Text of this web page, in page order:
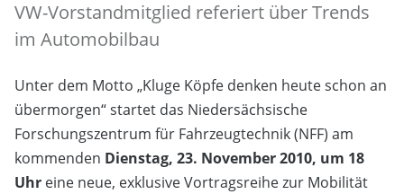
VW-Vorstandmitglied referiert über Trends
im Automobilbau
Unter dem Motto „Kluge Köpfe denken heute schon an
übermorgen“ startet das Niedersächsische
Forschungszentrum für Fahrzeugtechnik (NFF) am
kommenden Dienstag, 23. November 2010, um 18
Uhr eine neue, exklusive Vortragsreihe zur Mobilität